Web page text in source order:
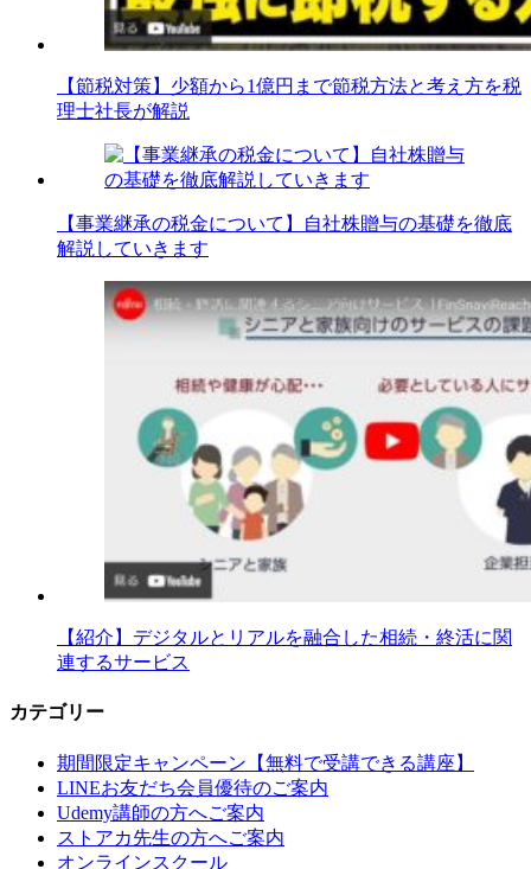
【節税対策】少額から1億円まで節税方法と考え方を税
理士社長が解説
【事業継承の税金について】自社株贈与の基礎を徹底
解説していきます
【紹介】デジタルとリアルを融合した相続・終活に関
連するサービス
カテゴリー
期間限定キャンペーン【無料で受講できる講座】
LINEお友だち会員優待のご案内
Udemy講師の方へご案内
ストアカ先生の方へご案内
オンラインスクール